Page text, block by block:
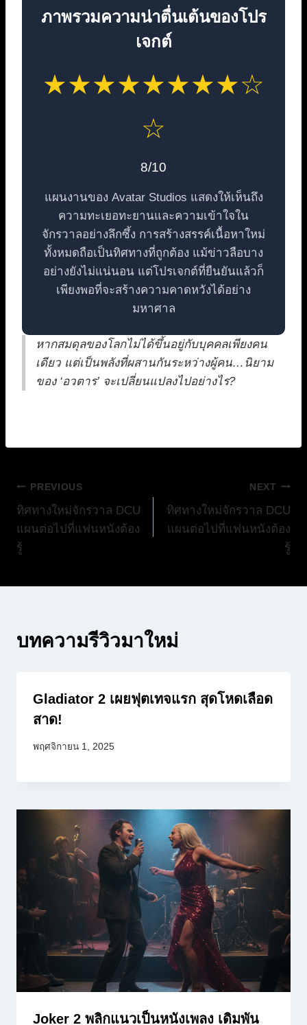
ภาพรวมความน่าตื่นเต้นของโปร
เจกต์
★★★★★★★★☆
☆
8/10
แผนงานของ Avatar Studios แสดงให้เห็นถึง
ความทะเยอทะยานและความเข้าใจใน
จักรวาลอย่างลึกซึ้ง การสร้างสรรค์เนื้อหาใหม่
ทั้งหมดถือเป็นทิศทางที่ถูกต้อง แม้ข่าวลือบาง
อย่างยังไม่แน่นอน แต่โปรเจกต์ที่ยืนยันแล้วก็
เพียงพอที่จะสร้างความคาดหวังได้อย่าง
มหาศาล
หากสมดุลของโลกไม่ได้ขึ้นอยู่กับบุคคลเพียงคน
เดียว แต่เป็นพลังที่ผสานกันระหว่างผู้คน…นิยาม
ของ ‘อวตาร’ จะเปลี่ยนแปลงไปอย่างไร?
แนะแนว
เรื่อง
PREVIOUS
ทิศทางใหม่จักรวาล DCU
แผนต่อไปที่แฟนหนังต้อง
รู้
NEXT
ทิศทางใหม่จักรวาล DCU
แผนต่อไปที่แฟนหนังต้อง
รู้
บทความรีวิวมาใหม่
Gladiator 2 เผยฟุตเทจแรก สุดโหดเลือด
สาด!
พฤศจิกายน 1, 2025
Joker 2 พลิกแนวเป็นหนังเพลง เดิมพัน